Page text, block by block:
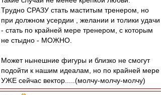
Трудно СРАЗУ стать маститым тренером, но
при должном усердии , желании и толики удачи
- стать по крайней мере тренером, с которым
не стыдно - МОЖНО.
Может нынешние фигуры и близко не смогут
подойти к нашим идеалам, но по крайней мере
УЖЕ сейчас вектор.....(молчу-молчу-молчу)